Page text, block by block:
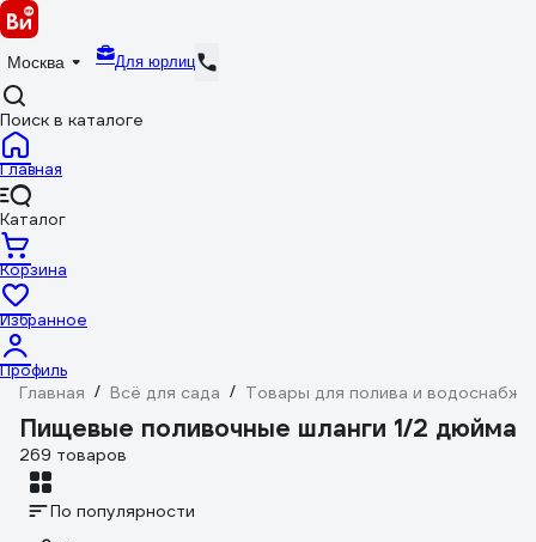
Москва Для юрлиц
Поиск в каталоге
Главная
Каталог
Корзина
Избранное
Профиль
Главная / Всё для сада / Товары для полива и
Пищевые поливочные шланги 1/2 дюйма
269 товаров
По популярности